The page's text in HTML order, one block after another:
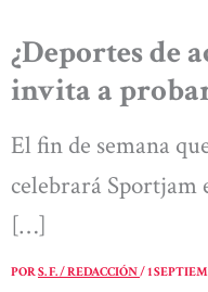
¿Deportes de
invita a
El fin de semana
celebrará Sportjam
[…]
PORS. F. / REDACCIÓN/1